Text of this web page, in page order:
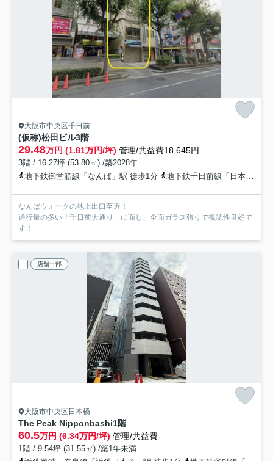
大阪市中央区千日前
(仮称)松田ビル3階
29.48万円 (1.81万円/坪) 管理/共益費18,645円
3階 / 16.27坪 (53.80㎡) /築2028年
地下鉄御堂筋線「なんば」駅 徒歩1分
地下鉄千日前線「日本橋」駅 徒歩5分
なんばウォークの地上出口至近！
通行量の多い「千日前大通り」に面し、全面ガラス張りで視認性良好で
す！
店舗一部
大阪市中央区日本橋
The Peak Nipponbashi1階
60.5万円 (6.34万円/坪) 管理/共益費-
1階 / 9.54坪 (31.55㎡) /築1年未満